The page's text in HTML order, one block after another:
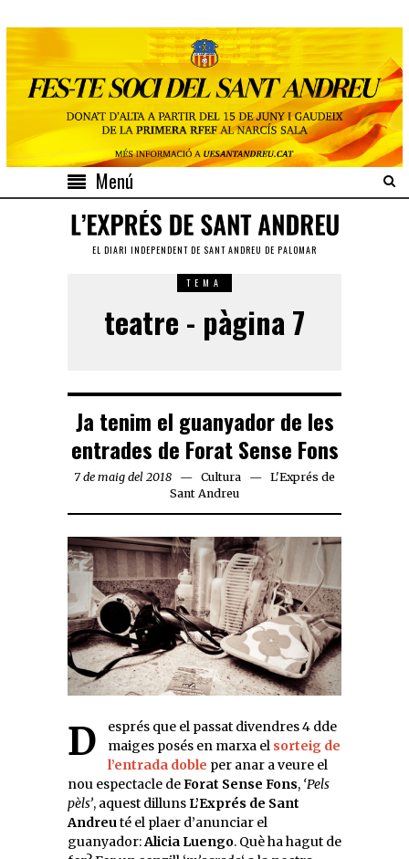
Menú
EL DIARI INDEPENDENT DE SANT ANDREU DE PALOMAR
TEMA
teatre - pàgina 7
Ja tenim el guanyador de les
entrades de Forat Sense Fons
7 de maig del 2018 Cultura
L'Exprés de
Sant Andreu
Després que el passat divendres 4 dde maiges posés en marxa el sorteig de
l’entrada doble per anar a veure el
nou espectacle deForat Sense Fons, ‘Pels
pèls’, aquest dilluns L’Exprés de Sant
Andreuté el plaer d’anunciar el
guanyador:Alicia Luengo. Què ha hagut de